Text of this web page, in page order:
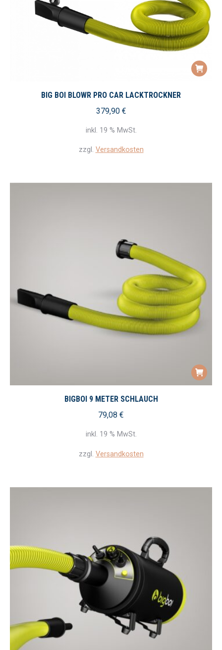
BIG BOI BLOWR PRO CAR LACKTROCKNER
379,90 €
inkl. 19 % MwSt.
zzgl. Versandkosten
BIGBOI 9 METER SCHLAUCH
79,08 €
inkl. 19 % MwSt.
zzgl. Versandkosten